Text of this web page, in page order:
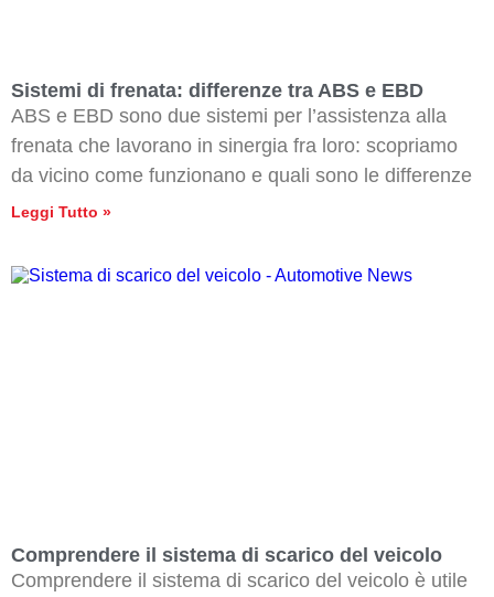
Sistemi di frenata: differenze tra ABS e EBD
ABS e EBD sono due sistemi per l’assistenza alla
frenata che lavorano in sinergia fra loro: scopriamo
da vicino come funzionano e quali sono le differenze
Leggi Tutto »
Comprendere il sistema di scarico del veicolo
Comprendere il sistema di scarico del veicolo è utile